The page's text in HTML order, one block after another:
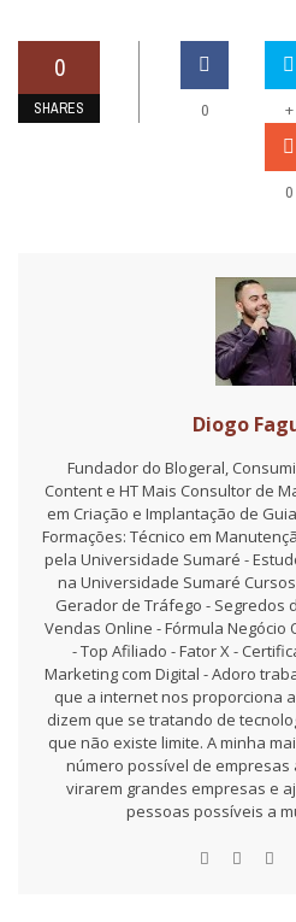
0
SHARES 0 +
0
Diogo
Fundador do Blogeral,
Content e HT Mais Consultor de
em Criação e Implantação de
Formações: Técnico em
pela Universidade Sumaré -
na Universidade Sumaré
Gerador de Tráfego - Segredos
Vendas Online - Fórmula Negócio
- Top Afiliado - Fator X -
Marketing com Digital - Adoro
que a internet nos proporciona
dizem que se tratando de
que não existe limite. A minha
número possível de
virarem grandes empresas e
pessoas possíveis a